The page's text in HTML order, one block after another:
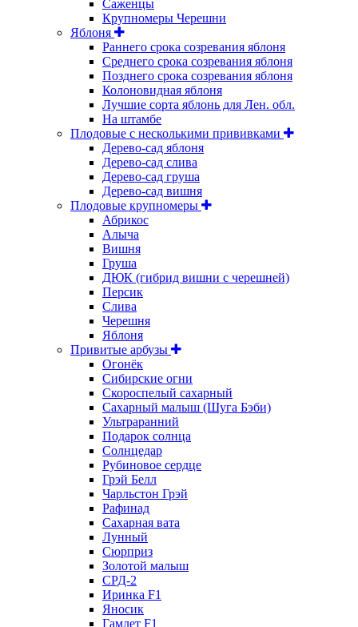
Саженцы
Крупномеры Черешни
Яблоня
Раннего срока созревания яблоня
Среднего срока созревания яблоня
Позднего срока созревания яблоня
Колоновидная яблоня
Лучшие сорта яблонь для Лен. обл.
На штамбе
Плодовые с несколькими прививками
Дерево-сад яблоня
Дерево-сад слива
Дерево-сад груша
Дерево-сад вишня
Плодовые крупномеры
Абрикос
Алыча
Вишня
Груша
ДЮК (гибрид вишни с черешней)
Персик
Слива
Черешня
Яблоня
Привитые арбузы
Огонёк
Сибирские огни
Скороспелый сахарный
Сахарный малыш (Шуга Бэби)
Ультраранний
Подарок солнца
Солнцедар
Рубиновое сердце
Грэй Белл
Чарльстон Грэй
Рафинад
Сахарная вата
Лунный
Сюрприз
Золотой малыш
СРД-2
Иринка F1
Яносик
Гамлет F1